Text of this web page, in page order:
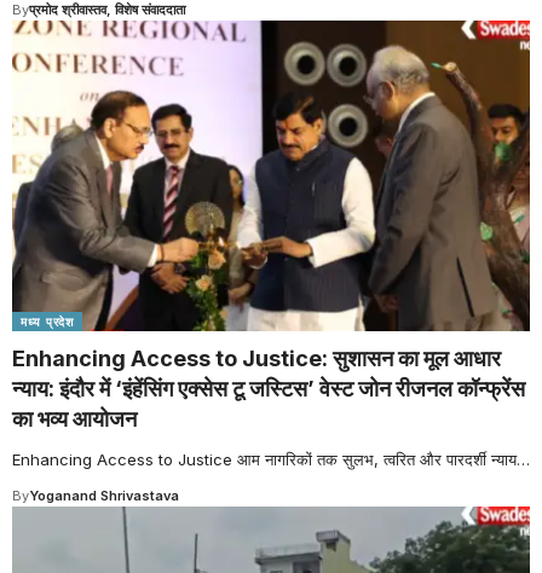
Byप्रमोद श्रीवास्तव, विशेष संवाददाता
मध्य प्रदेश
Enhancing Access to Justice: सुशासन का मूल आधार
न्याय: इंदौर में ‘इंहेंसिंग एक्सेस टू जस्टिस’ वेस्ट जोन रीजनल कॉन्फ्रेंस
का भव्य आयोजन
Enhancing Access to Justice आम नागरिकों तक सुलभ, त्वरित और पारदर्शी न्याय…
ByYoganand Shrivastava